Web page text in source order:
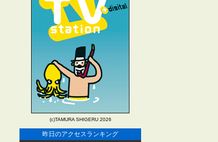
(c)TAMURA SHIGERU 2026
昨日のアクセスランキング